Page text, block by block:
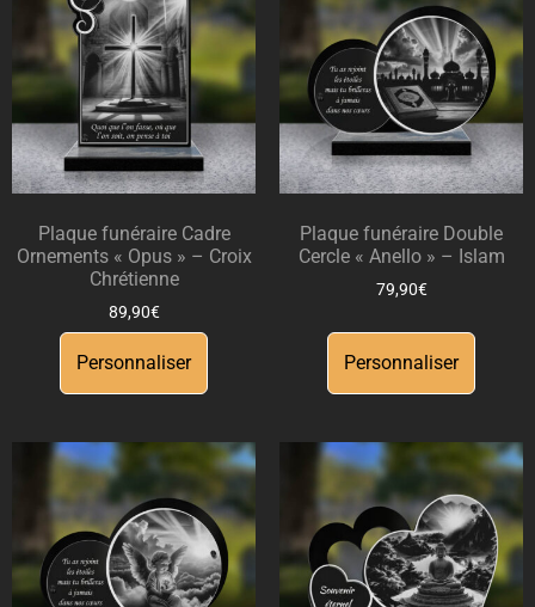
Plaque funéraire Cadre
Ornements « Opus » – Croix
Chrétienne
89,90€
Personnaliser
Plaque funéraire Double
Cercle « Anello » – Islam
79,90€
Personnaliser